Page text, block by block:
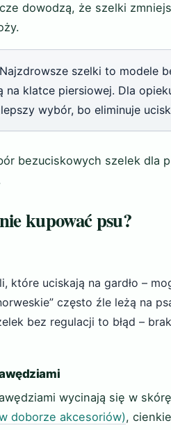
dowodzą, że szelki
Najzdrowsze szelki to modele
na klatce piersiowej. Dla
wybór, bo eliminuje
bezuciskowych szelek dla
kupować psu?
które uciskają na gardło –
często źle leżą na
bez regulacji to błąd –
wycinają się w
doborze akcesoriów),